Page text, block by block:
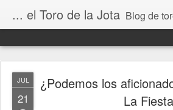
... el Toro de la Jota Blog de
JUL
21
¿Podemos los
La